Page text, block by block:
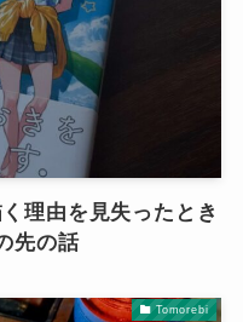
理由を見失ったとき
先の話
Tomorebi